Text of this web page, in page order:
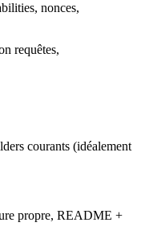
nonces,
requêtes,
courants (idéalement
propre, README +